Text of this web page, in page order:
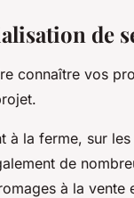
de
connaître vos
la ferme, sur
de
à la vente